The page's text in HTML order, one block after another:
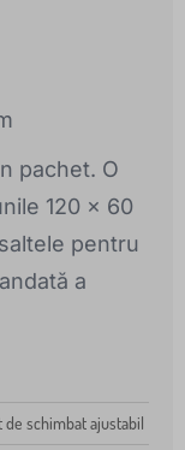
pachet. O
120 x 60
pentru
a
schimbat ajustabil